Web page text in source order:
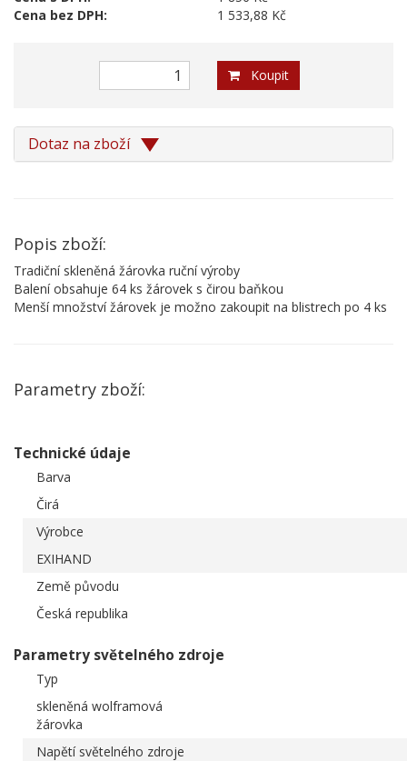
Cena bez DPH:
1 533,88 Kč
Koupit
Dotaz na zboží
Popis zboží:
Tradiční skleněná žárovka ruční výroby
Balení obsahuje 64 ks žárovek s čirou baňkou
Menší množství žárovek je možno zakoupit na blistrech po 4 ks
Parametry zboží:
Technické údaje
Barva
Čirá
Výrobce
EXIHAND
Země původu
Česká republika
Parametry světelného zdroje
Typ
skleněná wolframová
žárovka
Napětí světelného zdroje